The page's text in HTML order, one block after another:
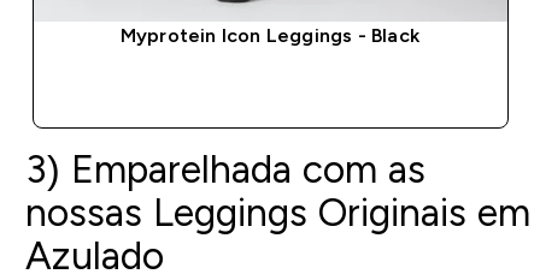
Myprotein Icon Leggings - Black
3) Emparelhada com as
nossas Leggings Originais em
Azulado